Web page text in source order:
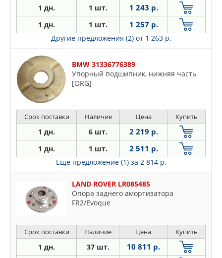
1 дн. 1 шт. 1 243 р.
1 дн. 1 шт. 1 257 р.
Другие предложения (2) от 1 263 р.
BMW 31336776389
Упорный подшипник, нижняя часть
[ORG]
Срок поставки Наличие Цена Купить
1 дн. 6 шт. 2 219 р.
1 дн. 1 шт. 2 511 р.
Еще предложение (1) за 2 814 р.
LAND ROVER LR085485
Опора заднего амортизатора
FR2/Evoque
Срок поставки Наличие Цена Купить
1 дн. 37 шт. 10 811 р.